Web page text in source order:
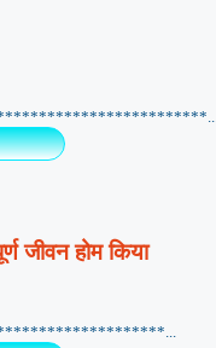
जीवन होम किया